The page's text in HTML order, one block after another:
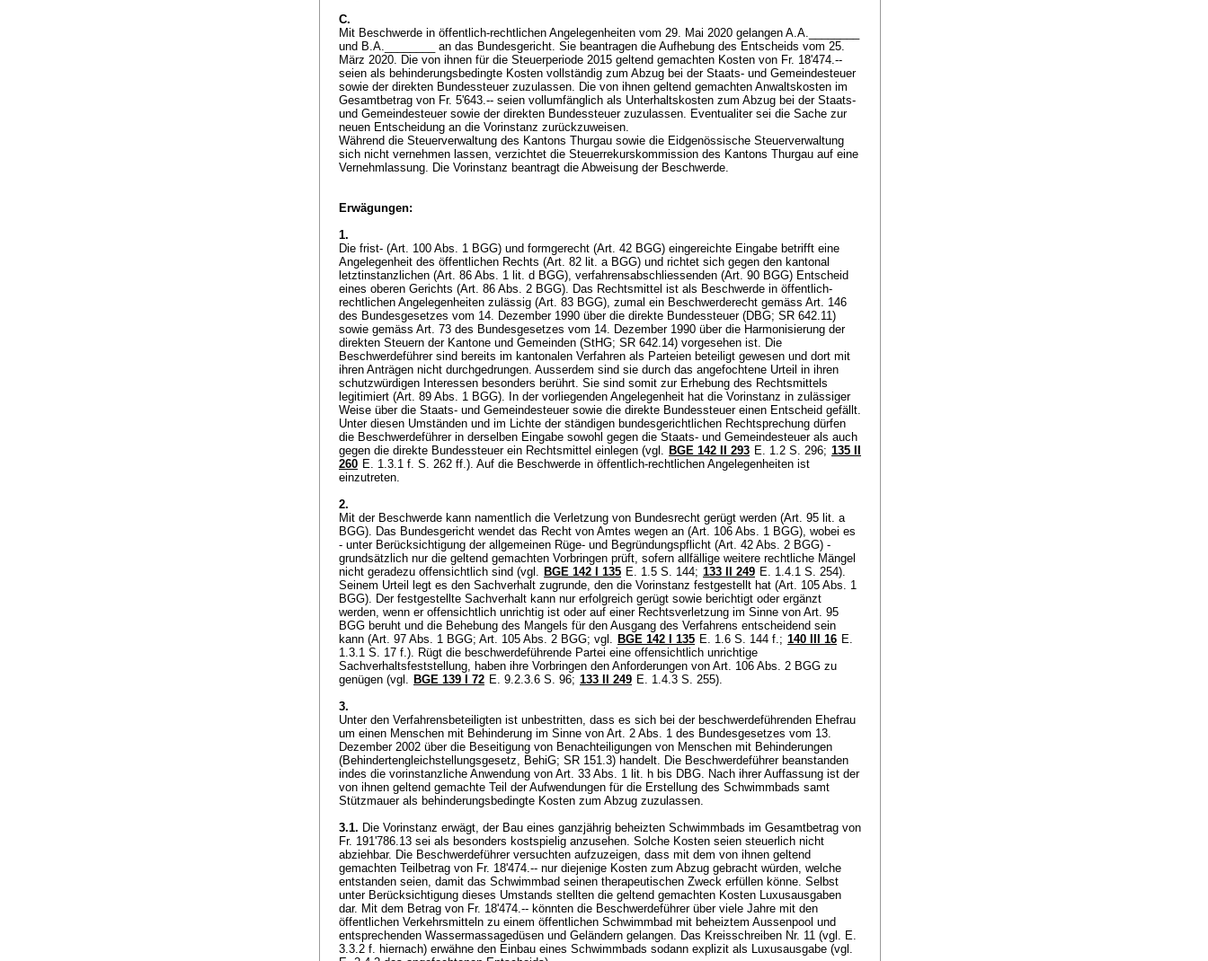
C.
Mit Beschwerde in öffentlich-rechtlichen Angelegenheiten vom 29. Mai 2020 gelangen A.A.________
und B.A.________ an das Bundesgericht. Sie beantragen die Aufhebung des Entscheids vom 25.
März 2020. Die von ihnen für die Steuerperiode 2015 geltend gemachten Kosten von Fr. 18'474.--
seien als behinderungsbedingte Kosten vollständig zum Abzug bei der Staats- und Gemeindesteuer
sowie der direkten Bundessteuer zuzulassen. Die von ihnen geltend gemachten Anwaltskosten im
Gesamtbetrag von Fr. 5'643.-- seien vollumfänglich als Unterhaltskosten zum Abzug bei der Staats-
und Gemeindesteuer sowie der direkten Bundessteuer zuzulassen. Eventualiter sei die Sache zur
neuen Entscheidung an die Vorinstanz zurückzuweisen.
Während die Steuerverwaltung des Kantons Thurgau sowie die Eidgenössische Steuerverwaltung
sich nicht vernehmen lassen, verzichtet die Steuerrekurskommission des Kantons Thurgau auf eine
Vernehmlassung. Die Vorinstanz beantragt die Abweisung der Beschwerde.
Erwägungen:
1.
Die frist- (Art. 100 Abs. 1 BGG) und formgerecht (Art. 42 BGG) eingereichte Eingabe betrifft eine
Angelegenheit des öffentlichen Rechts (Art. 82 lit. a BGG) und richtet sich gegen den kantonal
letztinstanzlichen (Art. 86 Abs. 1 lit. d BGG), verfahrensabschliessenden (Art. 90 BGG) Entscheid
eines oberen Gerichts (Art. 86 Abs. 2 BGG). Das Rechtsmittel ist als Beschwerde in öffentlich-
rechtlichen Angelegenheiten zulässig (Art. 83 BGG), zumal ein Beschwerderecht gemäss Art. 146
des Bundesgesetzes vom 14. Dezember 1990 über die direkte Bundessteuer (DBG; SR 642.11)
sowie gemäss Art. 73 des Bundesgesetzes vom 14. Dezember 1990 über die Harmonisierung der
direkten Steuern der Kantone und Gemeinden (StHG; SR 642.14) vorgesehen ist. Die
Beschwerdeführer sind bereits im kantonalen Verfahren als Parteien beteiligt gewesen und dort mit
ihren Anträgen nicht durchgedrungen. Ausserdem sind sie durch das angefochtene Urteil in ihren
schutzwürdigen Interessen besonders berührt. Sie sind somit zur Erhebung des Rechtsmittels
legitimiert (Art. 89 Abs. 1 BGG). In der vorliegenden Angelegenheit hat die Vorinstanz in zulässiger
Weise über die Staats- und Gemeindesteuer sowie die direkte Bundessteuer einen Entscheid gefällt.
Unter diesen Umständen und im Lichte der ständigen bundesgerichtlichen Rechtsprechung dürfen
die Beschwerdeführer in derselben Eingabe sowohl gegen die Staats- und Gemeindesteuer als auch
gegen die direkte Bundessteuer ein Rechtsmittel einlegen (vgl. BGE 142 II 293 E. 1.2 S. 296; 135 II
260 E. 1.3.1 f. S. 262 ff.). Auf die Beschwerde in öffentlich-rechtlichen Angelegenheiten ist
einzutreten.
2.
Mit der Beschwerde kann namentlich die Verletzung von Bundesrecht gerügt werden (Art. 95 lit. a
BGG). Das Bundesgericht wendet das Recht von Amtes wegen an (Art. 106 Abs. 1 BGG), wobei es
- unter Berücksichtigung der allgemeinen Rüge- und Begründungspflicht (Art. 42 Abs. 2 BGG) -
grundsätzlich nur die geltend gemachten Vorbringen prüft, sofern allfällige weitere rechtliche Mängel
nicht geradezu offensichtlich sind (vgl. BGE 142 I 135 E. 1.5 S. 144; 133 II 249 E. 1.4.1 S. 254).
Seinem Urteil legt es den Sachverhalt zugrunde, den die Vorinstanz festgestellt hat (Art. 105 Abs. 1
BGG). Der festgestellte Sachverhalt kann nur erfolgreich gerügt sowie berichtigt oder ergänzt
werden, wenn er offensichtlich unrichtig ist oder auf einer Rechtsverletzung im Sinne von Art. 95
BGG beruht und die Behebung des Mangels für den Ausgang des Verfahrens entscheidend sein
kann (Art. 97 Abs. 1 BGG; Art. 105 Abs. 2 BGG; vgl. BGE 142 I 135 E. 1.6 S. 144 f.; 140 III 16 E.
1.3.1 S. 17 f.). Rügt die beschwerdeführende Partei eine offensichtlich unrichtige
Sachverhaltsfeststellung, haben ihre Vorbringen den Anforderungen von Art. 106 Abs. 2 BGG zu
genügen (vgl. BGE 139 I 72 E. 9.2.3.6 S. 96; 133 II 249 E. 1.4.3 S. 255).
3.
Unter den Verfahrensbeteiligten ist unbestritten, dass es sich bei der beschwerdeführenden Ehefrau
um einen Menschen mit Behinderung im Sinne von Art. 2 Abs. 1 des Bundesgesetzes vom 13.
Dezember 2002 über die Beseitigung von Benachteiligungen von Menschen mit Behinderungen
(Behindertengleichstellungsgesetz, BehiG; SR 151.3) handelt. Die Beschwerdeführer beanstanden
indes die vorinstanzliche Anwendung von Art. 33 Abs. 1 lit. h bis DBG. Nach ihrer Auffassung ist der
von ihnen geltend gemachte Teil der Aufwendungen für die Erstellung des Schwimmbads samt
Stützmauer als behinderungsbedingte Kosten zum Abzug zuzulassen.
3.1. Die Vorinstanz erwägt, der Bau eines ganzjährig beheizten Schwimmbads im Gesamtbetrag von
Fr. 191'786.13 sei als besonders kostspielig anzusehen. Solche Kosten seien steuerlich nicht
abziehbar. Die Beschwerdeführer versuchten aufzuzeigen, dass mit dem von ihnen geltend
gemachten Teilbetrag von Fr. 18'474.-- nur diejenige Kosten zum Abzug gebracht würden, welche
entstanden seien, damit das Schwimmbad seinen therapeutischen Zweck erfüllen könne. Selbst
unter Berücksichtigung dieses Umstands stellten die geltend gemachten Kosten Luxusausgaben
dar. Mit dem Betrag von Fr. 18'474.-- könnten die Beschwerdeführer über viele Jahre mit den
öffentlichen Verkehrsmitteln zu einem öffentlichen Schwimmbad mit beheiztem Aussenpool und
entsprechenden Wassermassagedüsen und Geländern gelangen. Das Kreisschreiben Nr. 11 (vgl. E.
3.3.2 f. hiernach) erwähne den Einbau eines Schwimmbads sodann explizit als Luxusausgabe (vgl.